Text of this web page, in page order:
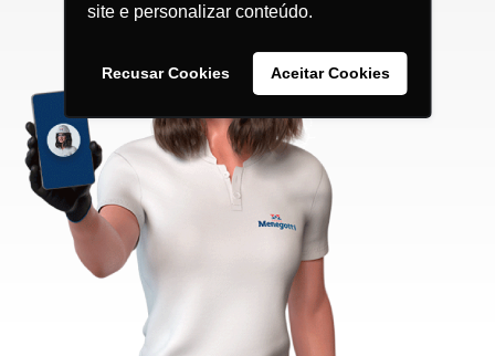
site e personalizar conteúdo.
Recusar Cookies Aceitar Cookies